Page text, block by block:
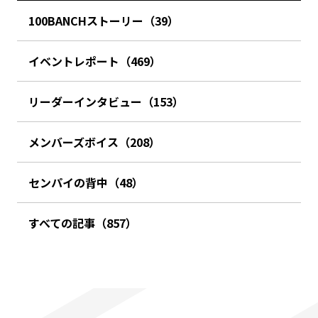
100BANCHストーリー（39）
イベントレポート（469）
リーダーインタビュー（153）
メンバーズボイス（208）
センパイの背中（48）
すべての記事（857）